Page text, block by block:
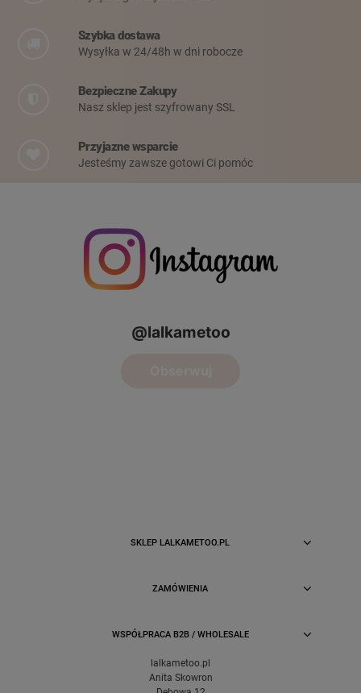
Szybka dostawa
Wysyłka w 24/48h w dni robocze
Bezpieczne Zakupy
Nasz sklep jest szyfrowany SSL
Przyjazne wsparcie
Jesteśmy zawsze gotowi Ci pomóc
SKLEP LALKAMETOO.PL
ZAMÓWIENIA
WSPÓŁPRACA B2B / WHOLESALE
lalkametoo.pl
Anita Skowron